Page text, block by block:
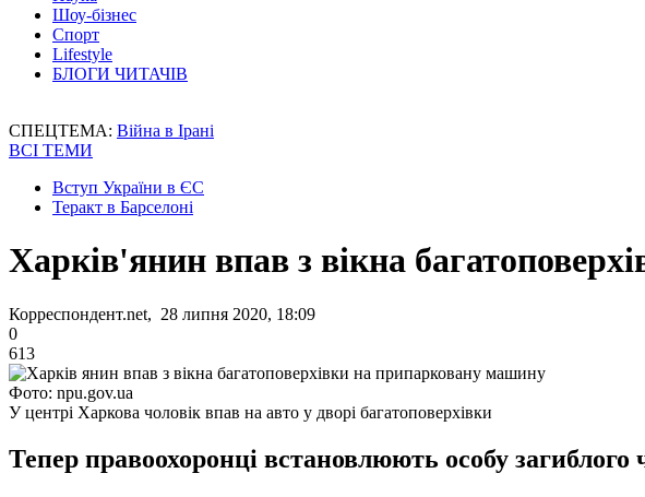
Шоу-бізнес
Спорт
Lifestyle
БЛОГИ ЧИТАЧІВ
СПЕЦТЕМА: Війна в Ірані
ВСІ ТЕМИ
Вступ України в ЄС
Теракт в Барселоні
Харків'янин впав з вікна
Корреспондент.net, 28 липня 2020, 18:09
0
613
Фото: npu.gov.ua
У центрі Харкова чоловік впав на авто у дворі багатоповерхівки
Тепер правоохоронці встановлюють особу загиблого